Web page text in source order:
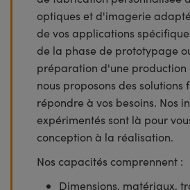
optiques et d'imagerie
de vos applications
de la phase de prototypage
préparation d'une production
nous proposons des solutions
répondre à vos besoins. Nos
expérimentés sont là pour
conception à la réalisation.
Nos capacités comprennent :
Dimensions, matériaux,